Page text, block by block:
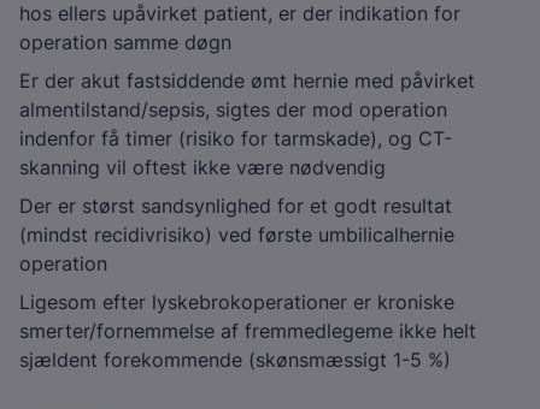
hos ellers upåvirket patient, er der indikation for
operation samme døgn
Er der akut fastsiddende ømt hernie med påvirket
almentilstand/sepsis, sigtes der mod operation
indenfor få timer (risiko for tarmskade), og CT-
skanning vil oftest ikke være nødvendig
Der er størst sandsynlighed for et godt resultat
(mindst recidivrisiko) ved første umbilicalhernie
operation
Ligesom efter lyskebrokoperationer er kroniske
smerter/fornemmelse af fremmedlegeme ikke helt
sjældent forekommende (skønsmæssigt 1-5 %)